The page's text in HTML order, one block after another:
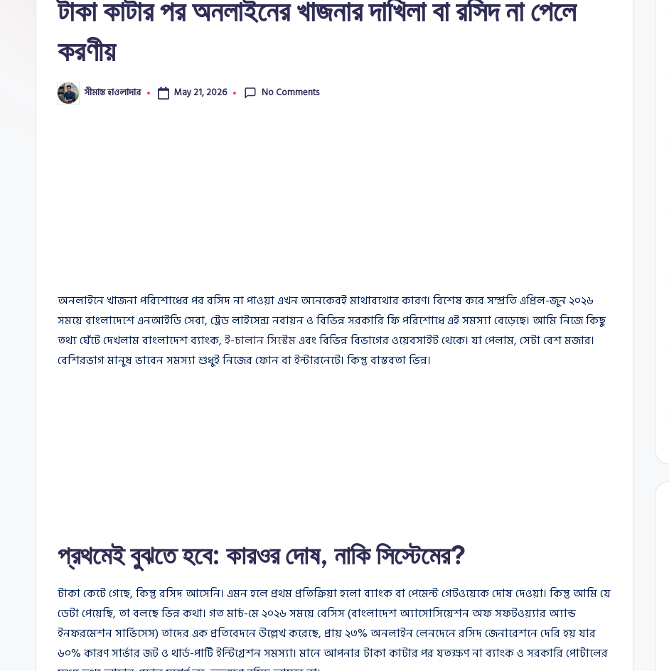
টাকা কাটার পর অনলাইনের খাজনার দাখিলা বা রসিদ না পেলে
করণীয়
Posted
by
সীমান্ত হাওলাদার May 21, 2026 No Comments
অনলাইনে খাজনা পরিশোধের পর রসিদ না পাওয়া এখন অনেকেরই মাথাব্যথার কারণ। বিশেষ করে সম্প্রতি এপ্রিল-জুন ২০২৬
সময়ে বাংলাদেশে এনআইডি সেবা, ট্রেড লাইসেন্স নবায়ন ও বিভিন্ন সরকারি ফি পরিশোধে এই সমস্যা বেড়েছে। আমি নিজে কিছু
তথ্য ঘেঁটে দেখলাম বাংলাদেশ ব্যাংক,ই-চালান সিস্টেমএবং বিভিন্ন বিভাগের ওয়েবসাইট থেকে। যা পেলাম, সেটা বেশ মজার।
বেশিরভাগ মানুষ ভাবেন সমস্যা শুধুই নিজের ফোন বা ইন্টারনেটে। কিন্তু বাস্তবতা ভিন্ন।
প্রথমেই বুঝতে হবে: কারওর দোষ, নাকি সিস্টেমের?
টাকা কেটে গেছে, কিন্তু রসিদ আসেনি। এমন হলে প্রথম প্রতিক্রিয়া হলো ব্যাংক বা পেমেন্ট গেটওয়েকে দোষ দেওয়া। কিন্তু আমি যে
ডেটা পেয়েছি, তা বলছে ভিন্ন কথা। গত মার্চ-মে ২০২৬ সময়ে বেসিস (বাংলাদেশ অ্যাসোসিয়েশন অফ সফটওয়্যার অ্যান্ড
ইনফরমেশন সার্ভিসেস) তাদের এক প্রতিবেদনে উল্লেখ করেছে, প্রায় ২৩% অনলাইন লেনদেনে রসিদ জেনারেশনে দেরি হয় যার
৬০% কারণ সার্ভার জট ও থার্ড-পার্টি ইন্টিগ্রেশন সমস্যা। মানে আপনার টাকা কাটার পর যতক্ষণ না ব্যাংক ও সরকারি পোর্টালের